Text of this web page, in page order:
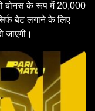
बोनस के रूप में 20,000
बेट लगाने के लिए
जाएगी।